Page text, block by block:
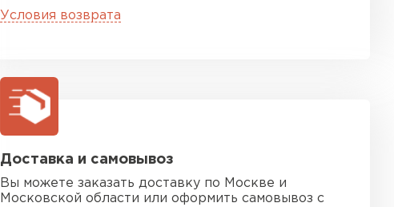
Условия возврата
Доставка и самовывоз
Вы можете заказать доставку по Москве и
Московской области или оформить самовывоз с